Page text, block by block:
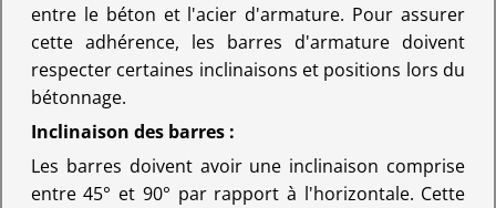
entre le béton et l'acier d'armature. Pour assurer
cette adhérence, les barres d'armature doivent
respecter certaines inclinaisons et positions lors du
bétonnage.
Inclinaison des barres :
Les barres doivent avoir une inclinaison comprise
entre 45° et 90° par rapport à l'horizontale. Cette